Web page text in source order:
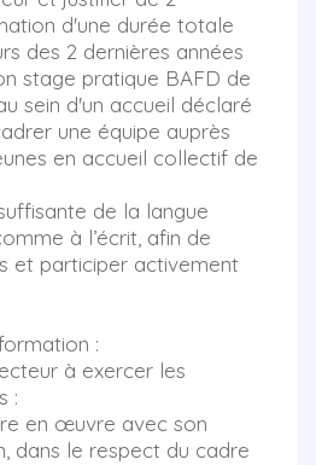
d'une durée totale
des 2 dernières années
stage pratique BAFD de
sein d'un accueil déclaré
une équipe auprès
en accueil collectif de
de la langue
à l’écrit, afin de
et participer activement
:
à exercer les
:
en œuvre avec son
dans le respect du cadre